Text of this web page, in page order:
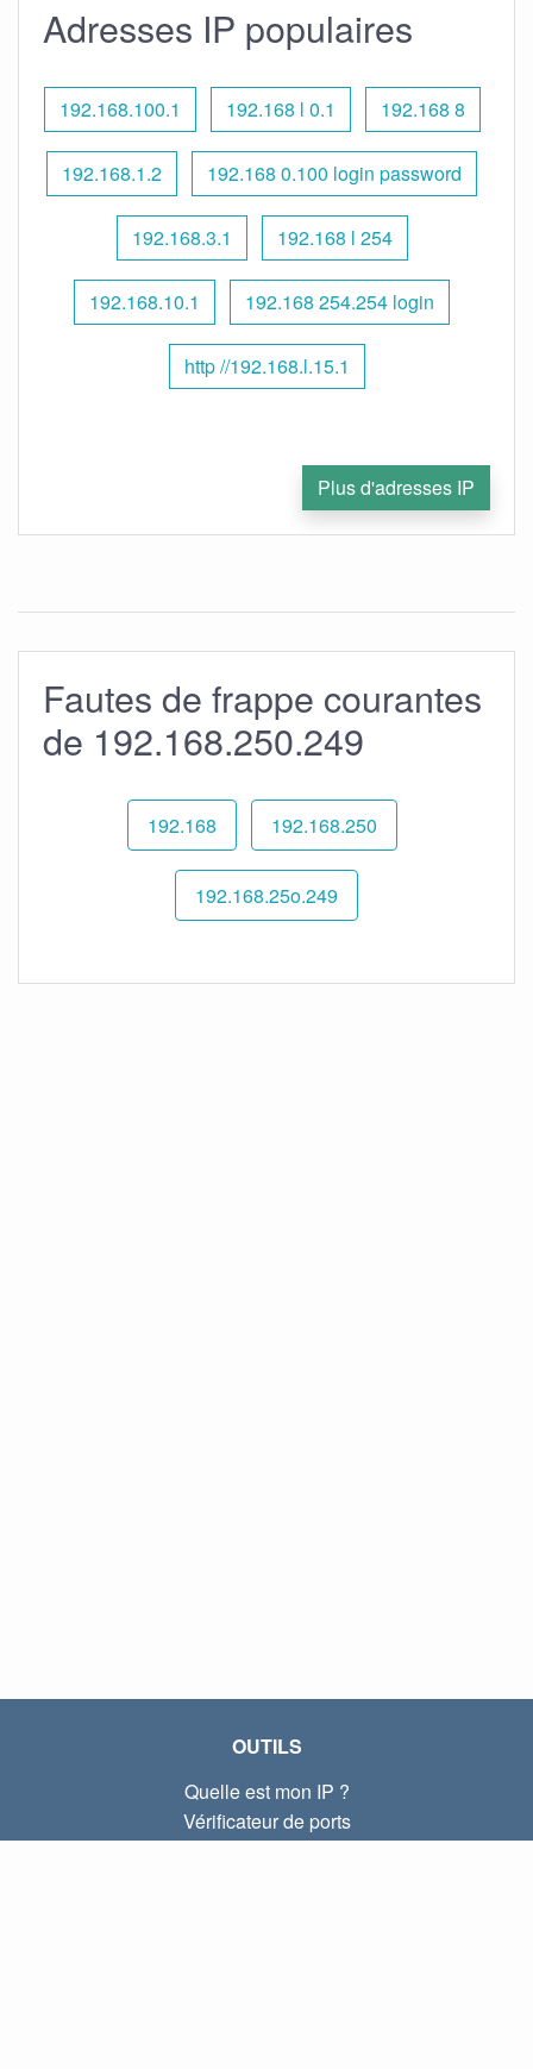
Adresses IP populaires
192.168.100.1 192.168 l 0.1 192.168 8
192.168.1.2 192.168 0.100 login password
192.168.3.1 192.168 l 254
192.168.10.1 192.168 254.254 login
http //192.168.l.15.1
Plus d'adresses IP
Fautes de frappe courantes
de 192.168.250.249
192.168 192.168.250
192.168.25o.249
OUTILS
Quelle est mon IP ?
Vérificateur de ports